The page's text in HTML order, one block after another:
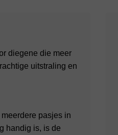
diegene die meer
uitstraling en
pasjes in
handig is, is de